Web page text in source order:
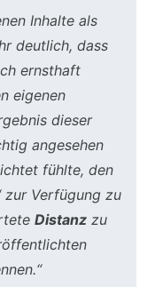
Inhalte als
deutlich, dass
ernsthaft
eigenen
dieser
angesehen
fühlte, den
zur Verfügung zu
Distanz zu